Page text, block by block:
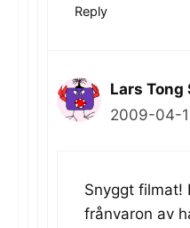
Reply
Lars Tong
2009-04-
Snyggt filmat!
frånvaron av